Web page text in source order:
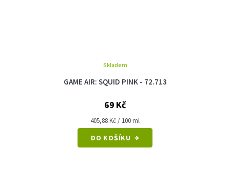
GAME AIR: SQUID PINK - 72.713
Skladem
69 Kč
Měrná
cena:
405,88 Kč / 100 ml
DO KOŠÍKU